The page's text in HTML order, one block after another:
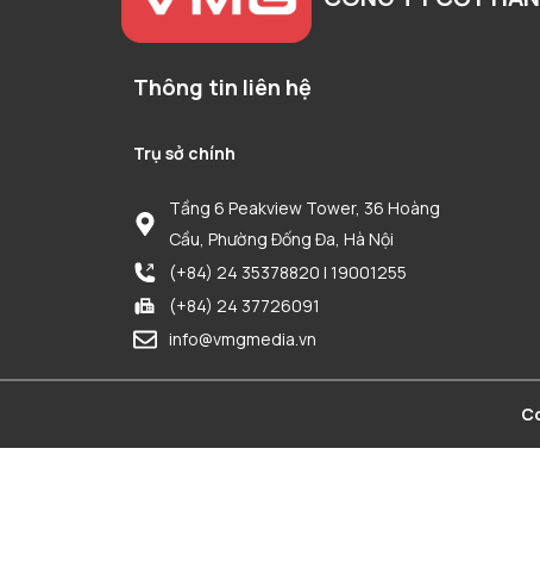
Thông tin liên hệ
Trụ sở chính
Tầng 6 Peakview Tower, 36 Hoàng
Cầu, Phường Đống Đa, Hà Nội
(+84) 24 35378820 | 19001255
(+84) 24 37726091
info@vmgmedia.vn